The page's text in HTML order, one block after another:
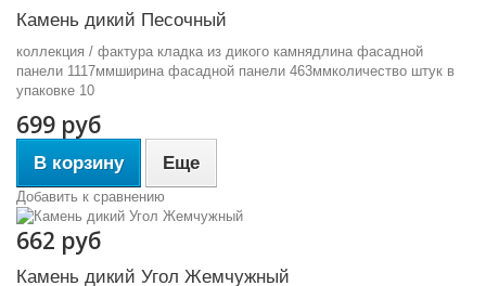
Камень дикий Песочный
коллекция / фактура кладка из дикого камнядлина фасадной
панели 1117ммширина фасадной панели 463ммколичество штук в
упаковке 10
699 руб
В корзину Еще
Добавить к сравнению
662 руб
Камень дикий Угол Жемчужный